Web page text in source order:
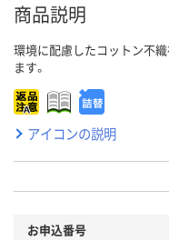
商品説明
環境に配慮したコットン不織
ます。
アイコンの説明
お申込番号